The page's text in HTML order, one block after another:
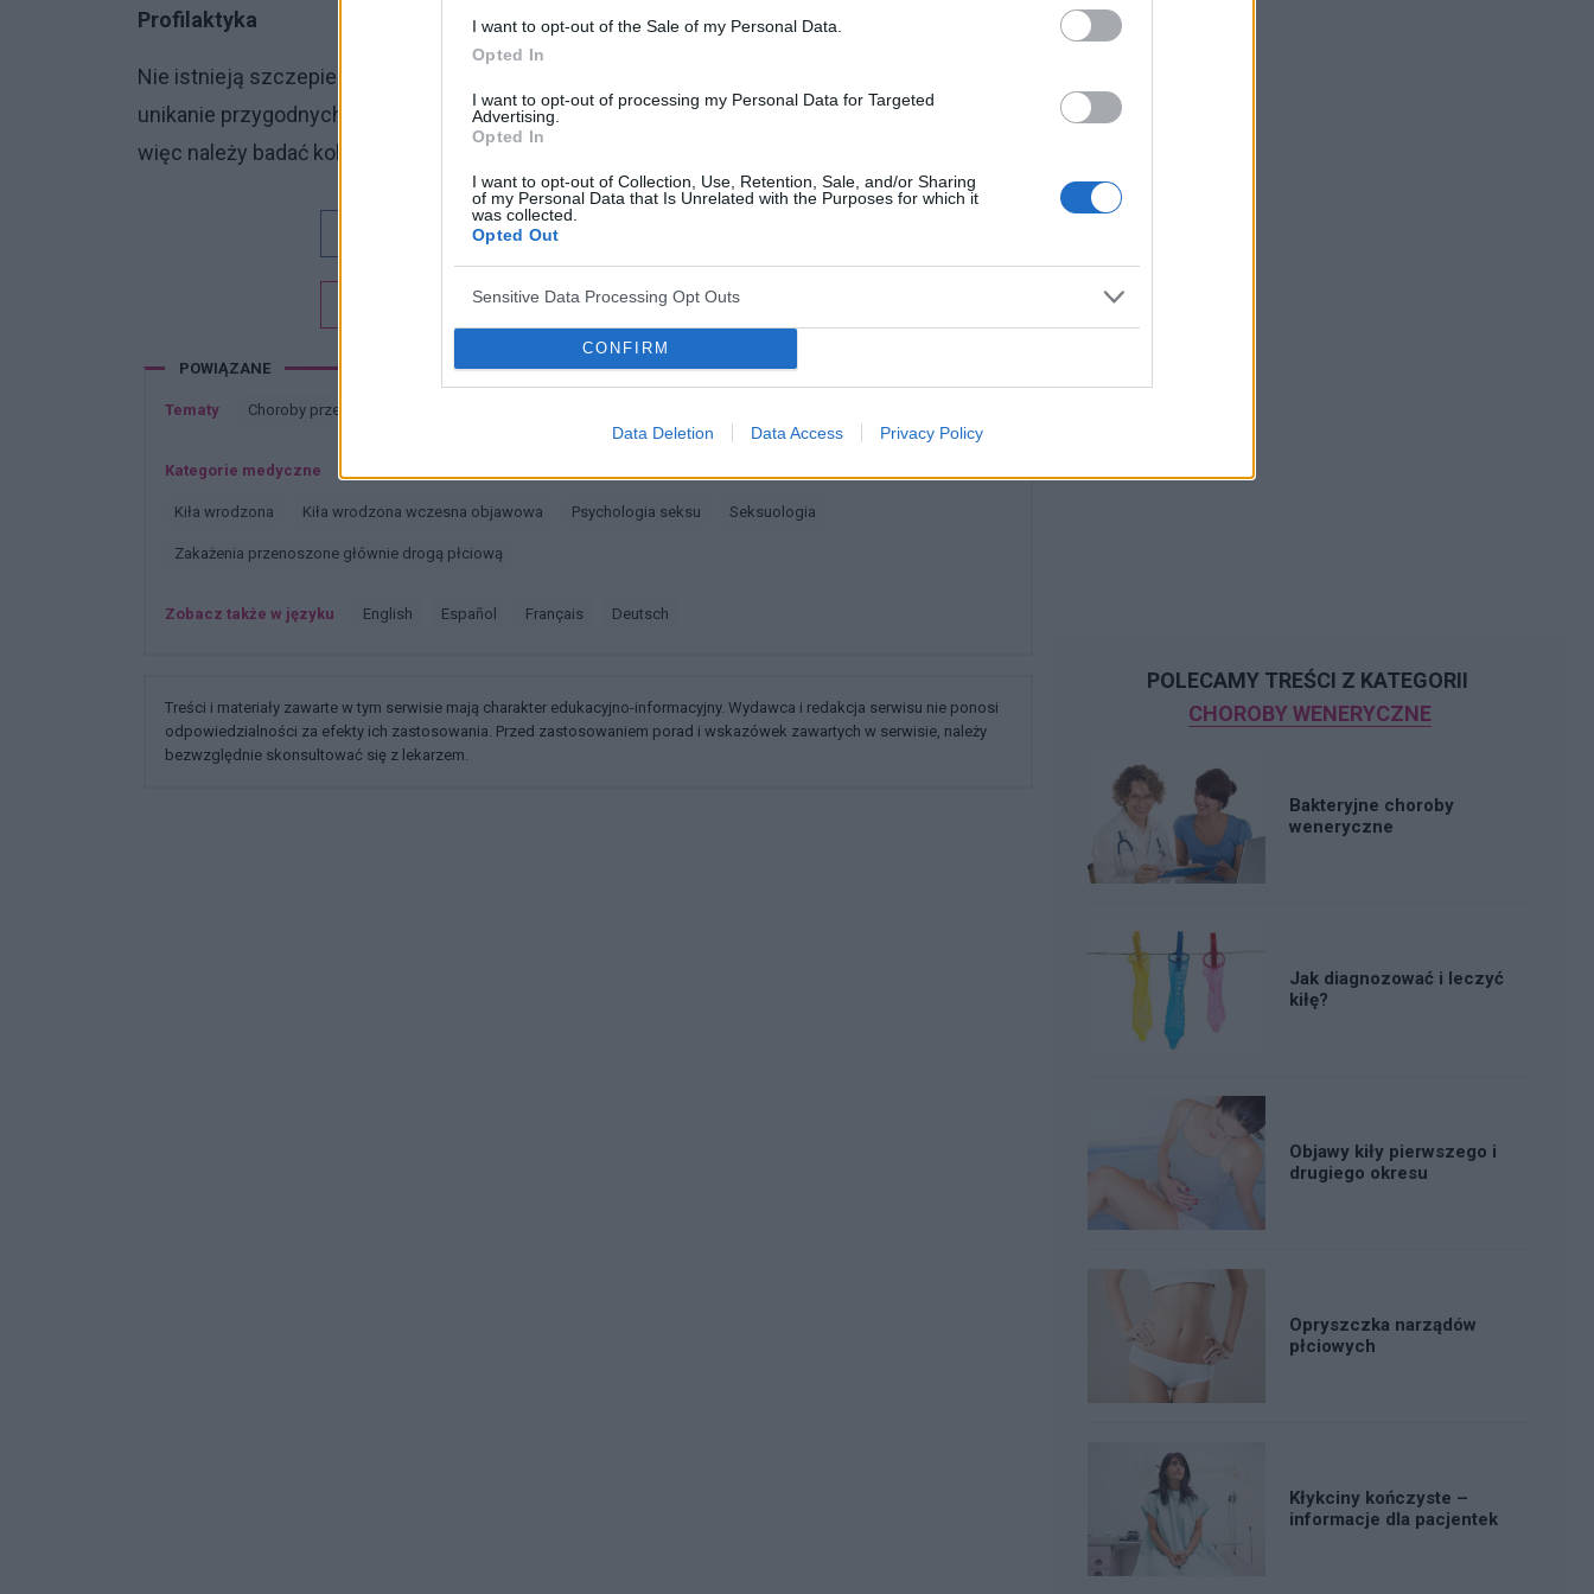
I want to opt-out of the Sale of my Personal Data.
Opted In
I want to opt-out of processing my Personal Data for Targeted
Advertising.
Opted In
I want to opt-out of Collection, Use, Retention, Sale, and/or Sharing
of my Personal Data that Is Unrelated with the Purposes for which it
was collected.
Opted Out
Sensitive Data Processing Opt Outs
CONFIRM
Data Deletion Data Access Privacy Policy
Profilaktyka
Nie istnieją szczepienia przeciwko kile. Najważniejsza jest odpowiednia higiena osobista,
unikanie przygodnych kontaktów, stosowanie prezerwatyw. Istnieje też postać kiły wrodzonej,
więc należy badać kobiety w kierunku kiły w ciąży.
Dobry tekst? Udostępnij go na Facebooku?
Chcesz być na bieżąco? Obserwuj nas na Goog
POWIĄZANE
Tematy Choroby przenoszone droga płciową
Kategorie medyczne
Kiła wrodzona Kiła wrodzona wczesna objawowa Psychologia seksu Seksuologia
Zakażenia przenoszone głównie drogą płciową
Zobacz także w języku english español français deutsch
Treści i materiały zawarte w tym serwisie mają charakter edukacyjno-informacyjny. Wydawca i redakcja serwisu nie ponosi
odpowiedzialności za efekty ich zastosowania. Przed zastosowaniem porad i wskazówek zawartych w serwisie, należy
bezwzględnie skonsultować się z lekarzem.
POLECAMY TREŚCI Z KATEGORII
CHOROBY WENERYCZNE
Bakteryjne choroby
weneryczne
Jak diagnozować i leczyć
kiłę?
Objawy kiły pierwszego i
drugiego okresu
Opryszczka narządów
płciowych
Kłykciny kończyste –
informacje dla pacjentek